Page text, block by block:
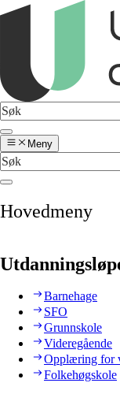
Meny
Hovedmeny
Barnehage
SFO
Grunnskole
Videregående
Opplæring for
Folkehøgskole